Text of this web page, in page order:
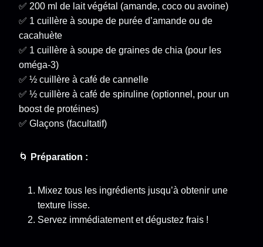
✅ 200 ml de lait végétal (amande, coco ou avoine)
✅ 1 cuillère à soupe de purée d’amande ou de
cacahuète
✅ 1 cuillère à soupe de graines de chia (pour les
oméga-3)
✅ ½ cuillère à café de cannelle
✅ ½ cuillère à café de spiruline (optionnel, pour un
boost de protéines)
✅ Glaçons (facultatif)
🌀 Préparation :
Mixez tous les ingrédients jusqu’à obtenir une
texture lisse.
Servez immédiatement et dégustez frais !